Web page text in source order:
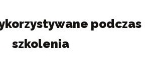
podczas
szkolenia